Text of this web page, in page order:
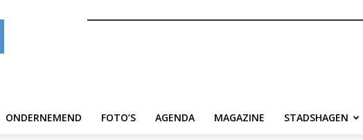
ONDERNEMEND FOTO’S AGENDA MAGAZINE STADSHAGEN